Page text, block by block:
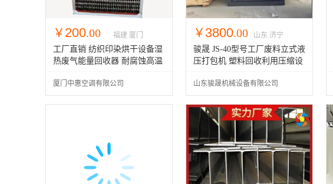
￥ 200.00 福建 厦门
工厂直销 纺织印染烘干设备湿
热废气能量回收器 耐腐蚀高温
厦门中惠空调有限公司
￥ 3800.00 山东 济宁
骏晟 JS-40型号工厂废料立式液
压打包机 塑料回收利用压缩设
山东骏晟机械设备有限公司